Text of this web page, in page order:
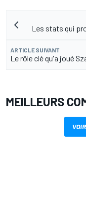
Les stats qui
ARTICLE SUIVANT
Le rôle clé qu'a joué
MEILLEURS